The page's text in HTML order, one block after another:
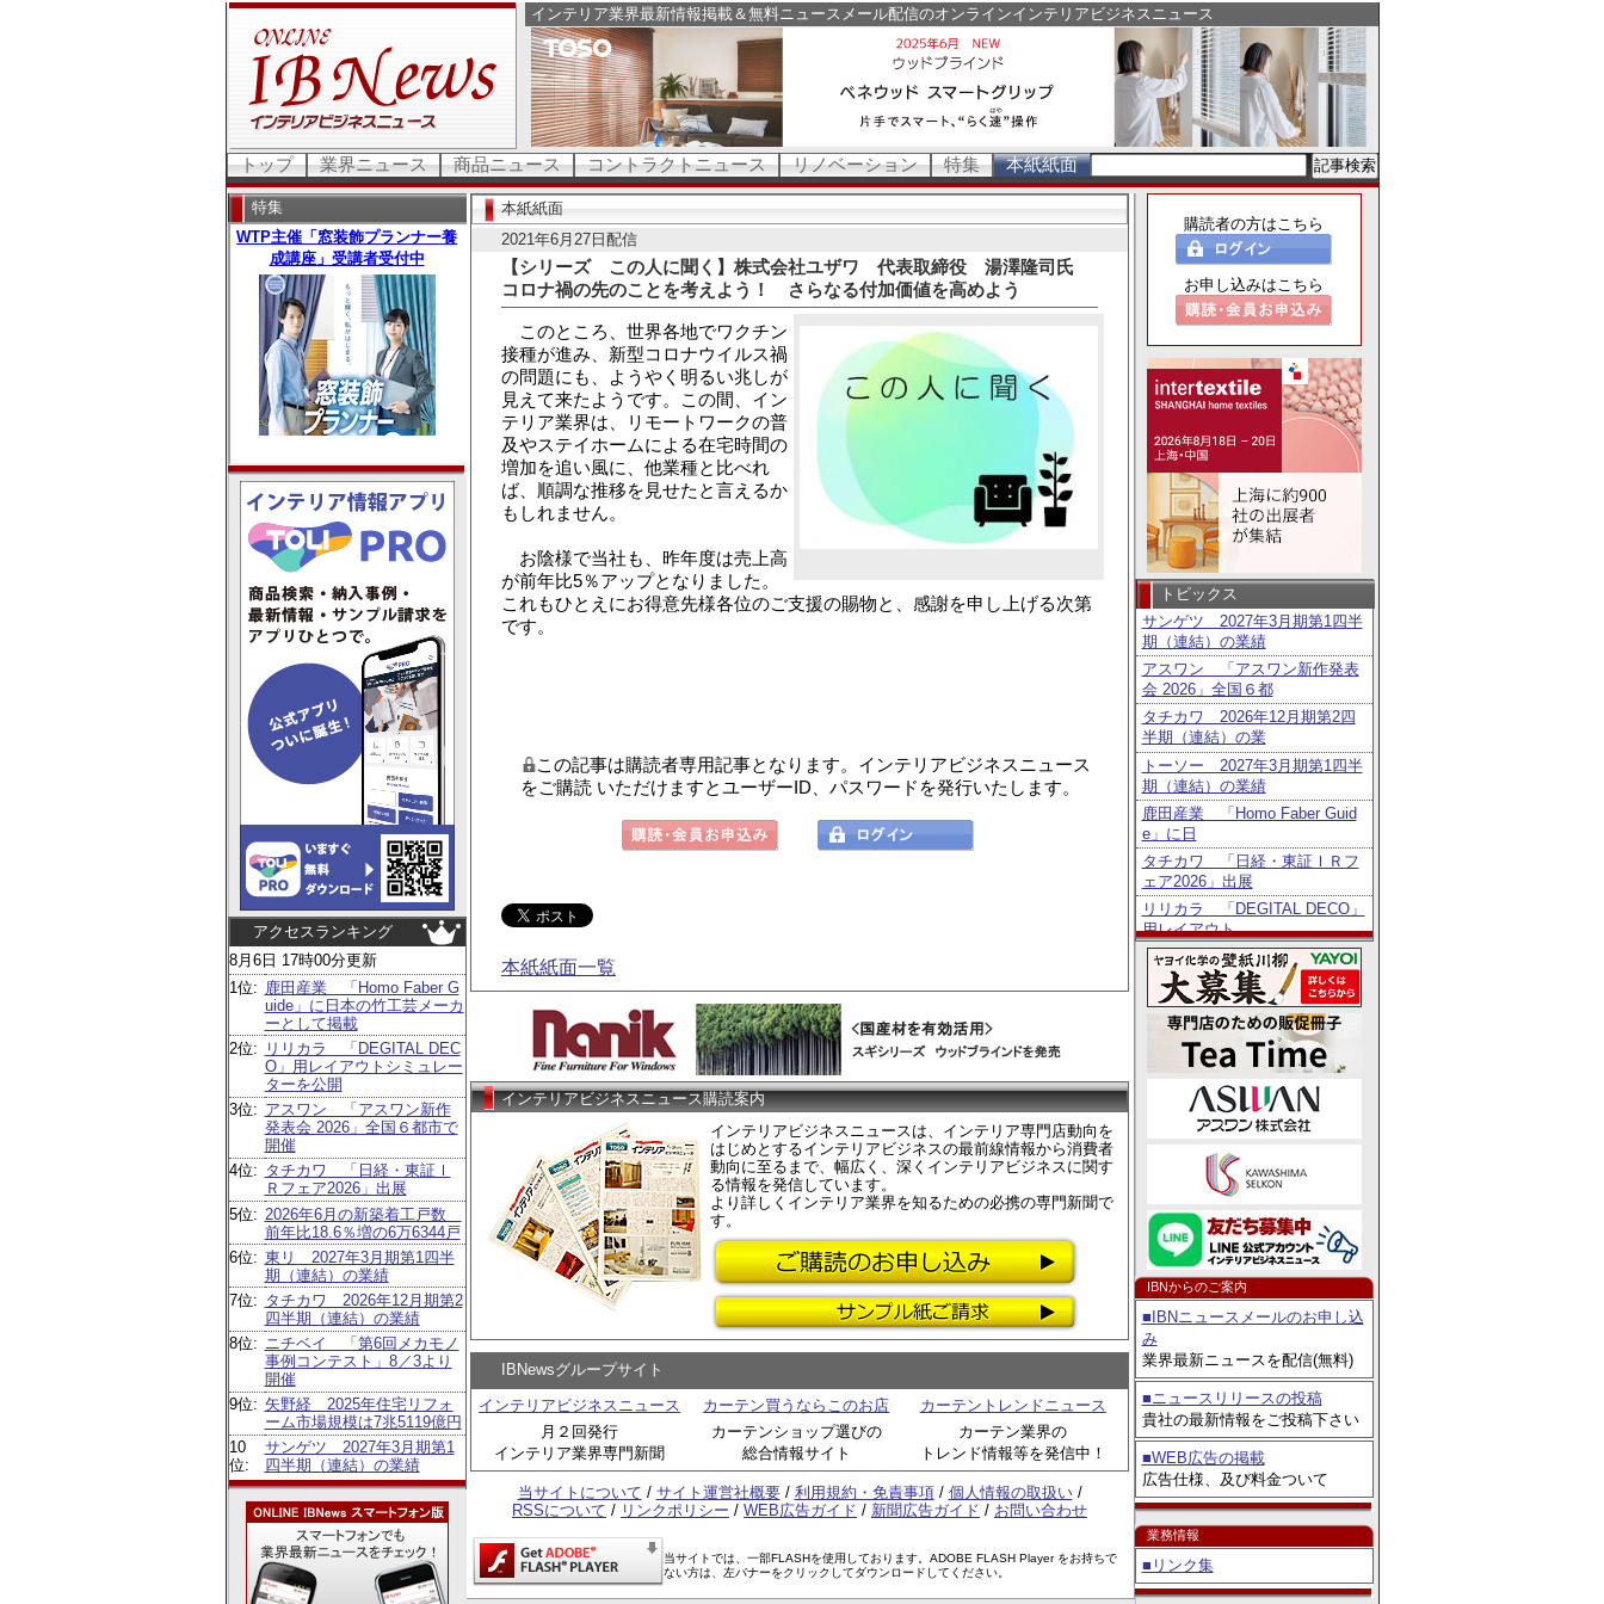
インテリア業界最新情報掲載＆無料ニュースメール配信のオンラインインテリアビジネスニュース
トップ 業界ニュース 商品ニュース コントラクトニュース リノベーション 特集 本紙紙面
特集
アクセスランキング
8月6日 17時00分更新
1位: 鹿田産業 「Homo Faber G
uide」に日本の竹工芸メーカ
ーとして掲載
2位:
リリカラ 「DEGITAL DEC
O」用レイアウトシミュレー
ターを公開
3位: アスワン 「アスワン新作
発表会 2026」全国６都市で
開催
4位: タチカワ 「日経・東証Ｉ
Ｒフェア2026」出展
5位: 2026年6月の新築着工戸数
前年比18.6％増の6万6344戸
6位: 東リ 2027年3月期第1四半
期（連結）の業績
7位: タチカワ 2026年12月期第2
四半期（連結）の業績
8位: ニチベイ 「第6回メカモノ
事例コンテスト」8／3より
開催
9位: 矢野経 2025年住宅リフォ
ーム市場規模は7兆5119億円
10
位:
サンゲツ 2027年3月期第1
四半期（連結）の業績
本紙紙面
2021年6月27日配信
【シリーズ この人に聞く】株式会社ユザワ 代表取締役 湯澤隆司氏
コロナ禍の先のことを考えよう！ さらなる付加価値を高めよう
このところ、世界各地でワクチン
接種が進み、新型コロナウイルス禍
の問題にも、ようやく明るい兆しが
見えて来たようです。この間、イン
テリア業界は、リモートワークの普
及やステイホームによる在宅時間の
増加を追い風に、他業種と比べれ
ば、順調な推移を見せたと言えるか
もしれません。
お陰様で当社も、昨年度は売上高
が前年比5％アップとなりました。
これもひとえにお得意先様各位のご支援の賜物と、感謝を申し上げる次第
です。
この記事は購読者専用記事となります。インテリアビジネスニュース
をご購読 いただけますとユーザーID、パスワードを発行いたします。
本紙紙面一覧
インテリアビジネスニュース購読案内
インテリアビジネスニュースは、インテリア専門店動向を
はじめとするインテリアビジネスの最前線情報から消費者
動向に至るまで、幅広く、深くインテリアビジネスに関す
る情報を発信しています。
より詳しくインテリア業界を知るための必携の専門新聞で
す。
IBNewsグループサイト
インテリアビジネスニュース
月２回発行
インテリア業界専門新聞
カーテン買うならこのお店
カーテンショップ選びの
総合情報サイト
カーテントレンドニュース
カーテン業界の
トレンド情報等を発信中！
当サイトについて / サイト運営社概要/ 利用規約・免責事項/ 個人情報の取扱い/
RSSについて / リンクポリシー / WEB広告ガイド / 新聞広告ガイド / お問い合わせ
当サイトでは、一部FLASHを使用しております。ADOBE FLASH Player をお持ちで
ない方は、左バナーをクリックしてダウンロードしてください。
購読者の方はこちら
お申し込みはこちら
トピックス
サンゲツ 2027年3月期第1四半
期（連結）の業績
アスワン 「アスワン新作発表
会 2026」全国６都
タチカワ 2026年12月期第2四
半期（連結）の業
トーソー 2027年3月期第1四半
期（連結）の業績
鹿田産業 「Homo Faber Guid
e」に日
タチカワ 「日経・東証ＩＲフ
ェア2026」出展
リリカラ 「DEGITAL DECO」
用レイアウト
ニチベイ 「第6回メカモノ事
例コンテスト」8／3よ
東リ 2027年3月期第1四半期
（連結）の業績
ニチベイ 公式Instagramプレゼ
ントキャンペ
IBNからのご案内
■IBNニュースメールのお申し込
み
業界最新ニュースを配信(無料)
■ニュースリリースの投稿
貴社の最新情報をご投稿下さい
■WEB広告の掲載
広告仕様、及び料金ついて
業務情報
■リンク集